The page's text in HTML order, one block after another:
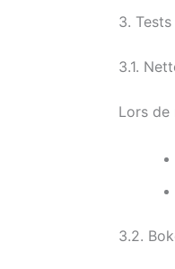
3.
3.1.
Lors de
3.2.